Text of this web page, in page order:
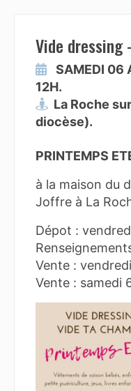
Vide dressing
SAMEDI 06
12H.
La Roche
diocèse).
PRINTEMPS
à la maison du
Joffre à La
Dépot :
Vente :
Vente : samedi